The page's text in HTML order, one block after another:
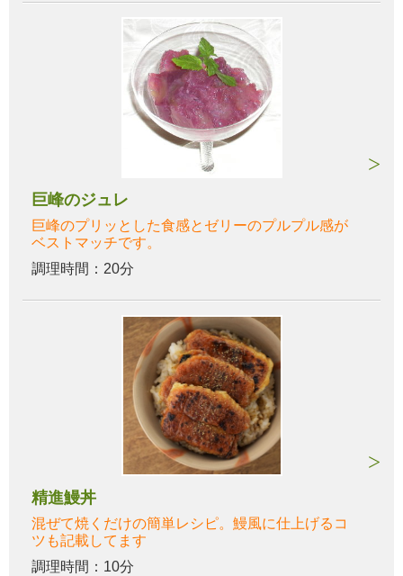
巨峰のジュレ
巨峰のプリッとした食感とゼリーのプルプル感が
ベストマッチです。
調理時間：20分
精進鰻丼
混ぜて焼くだけの簡単レシピ。鰻風に仕上げるコ
ツも記載してます
調理時間：10分